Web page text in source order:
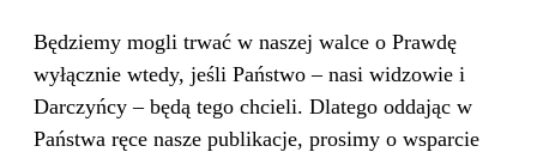
Będziemy mogli trwać w naszej walce o Prawdę
wyłącznie wtedy, jeśli Państwo – nasi widzowie i
Darczyńcy – będą tego chcieli. Dlatego oddając w
Państwa ręce nasze publikacje, prosimy o wsparcie